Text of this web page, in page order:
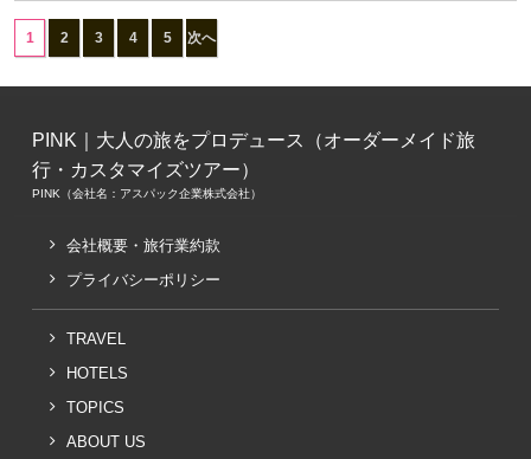
1 2 3 4 5 次へ
PINK｜大人の旅をプロデュース（オーダーメイド旅
行・カスタマイズツアー）
PINK（会社名：アスパック企業株式会社）
会社概要・旅行業約款
プライバシーポリシー
TRAVEL
HOTELS
TOPICS
ABOUT US